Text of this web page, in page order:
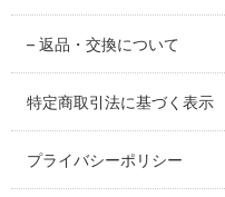
cup
モーニングセット
morning set
– 返品・交換について
特定商取引法に基づく表示
プライバシーポリシー